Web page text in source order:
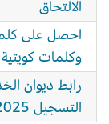
الالتحاق
وكلمات
رابط ديوان
التسجيل 2025